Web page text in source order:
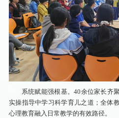
系统赋能强根基。40余位家长齐
实操指导中学习科学育儿之道；全体
心理教育融入日常教学的有效路径。